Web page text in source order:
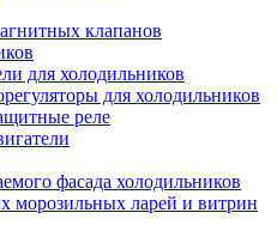
клапанов
для холодильников
для холодильников
реле
фасада холодильников
морозильных ларей и витрин